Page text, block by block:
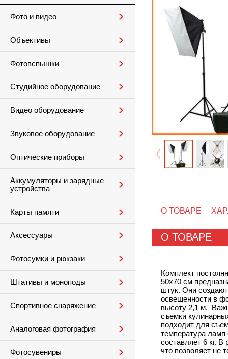
Фото и видео
Объективы
Фотовспышки
Студийное оборудование
Видео оборудование
Звуковое оборудование
Оптические приборы
Аккумуляторы и зарядные
устройства
Карты памяти
Аксессуары
Фотосумки и рюкзаки
Штативы и моноподы
Спортивное снаряжение
Аналоговая фотография
Фотосувениры
О ТОВАРЕ
О ТОВАРЕ
Комплект
50x70 см
штук. Они
освещенности в
высоту 2,1 м.
съемки
подходит для
температура ламп
составляет 6 кг.
что позволяет не